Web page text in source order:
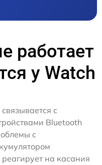
работает
у Watch
с
Bluetooth
с
на касания